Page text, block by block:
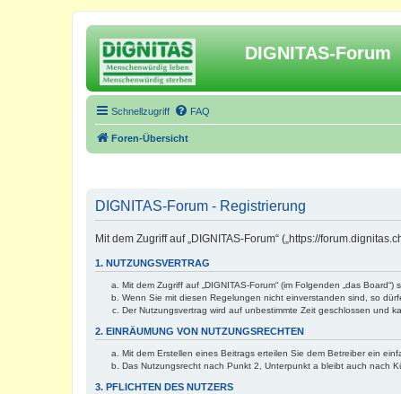
DIGNITAS-Forum
Schnellzugriff FAQ
Foren-Übersicht
DIGNITAS-Forum - Registrierung
Mit dem Zugriff auf „DIGNITAS-Forum“ („https://
1. NUTZUNGSVERTRAG
Mit dem Zugriff auf „DIGNITAS-Forum“ (im Folgenden „das
Wenn Sie mit diesen Regelungen nicht einverstanden sind, so
Der Nutzungsvertrag wird auf unbestimmte Zeit geschlossen und
2. EINRÄUMUNG VON NUTZUNGSRECHTEN
Mit dem Erstellen eines Beitrags erteilen Sie dem Betreiber ein
Das Nutzungsrecht nach Punkt 2, Unterpunkt a bleibt auch nach
3. PFLICHTEN DES NUTZERS